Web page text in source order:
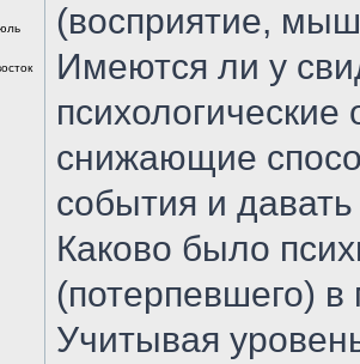
(восприятие,
Имеются ли у
снижающие
события и
Каково было
(потерпевшего)
Учитывая